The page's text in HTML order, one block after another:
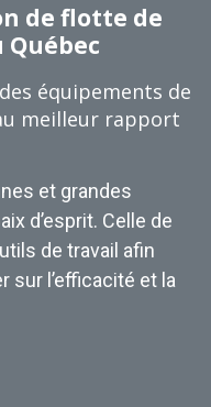
de flotte de
équipements de
meilleur rapport
et grandes
d’esprit. Celle de
de travail afin
sur l’efficacité et la